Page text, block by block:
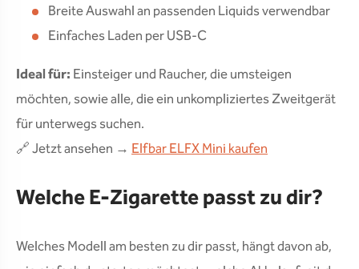
Breite Auswahl an passenden Liquids verwendbar
Einfaches Laden per USB-C
Ideal für:Einsteiger und Raucher, die umsteigen
möchten, sowie alle, die ein unkompliziertes Zweitgerät
für unterwegs suchen.
🔗 Jetzt ansehen → Elfbar ELFX Mini kaufen
Welche E-Zigarette passt zu dir?
Welches Modell am besten zu dir passt, hängt davon ab,